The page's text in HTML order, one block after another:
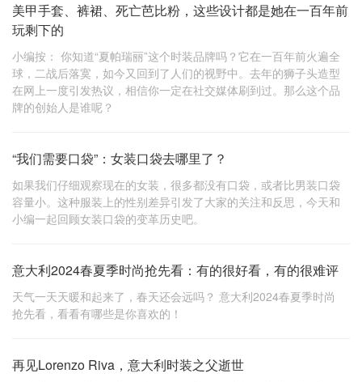
美甲手套、裤裙、死亡芭比粉，这些设计都是她在一百年前
玩剩下的
小编按： 你知道“夏帕瑞丽”这个时装品牌吗？它在一百年前火遍全
球，二战后落寞，如今又回到了人们的视野中。去年的狮子头造型
在网上一度引发热议，相信你一定在社交媒体刷到过。那么这个品
牌的创始人是谁呢？
“我们需要口袋”：女装口袋去哪里了？
如果我们仔细观察现在的女装，很多都没有口袋，或者比男装口袋
容量小。这种服装上的性别差异引发了大家的关注和反思，今天和
小编一起回顾女装口袋的变革历史吧。
意大利2024春夏季时尚抢先看：有的很好看，有的很难评
天气一天天暖和起来了，春天还会远吗？ 意大利2024春夏季时尚
抢先看，看看有哪些是你喜欢的！
再见Lorenzo Riva，意大利时装之父逝世